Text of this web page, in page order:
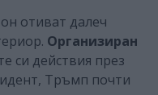
отиват далеч
Организиран
си действия през
Тръмп почти